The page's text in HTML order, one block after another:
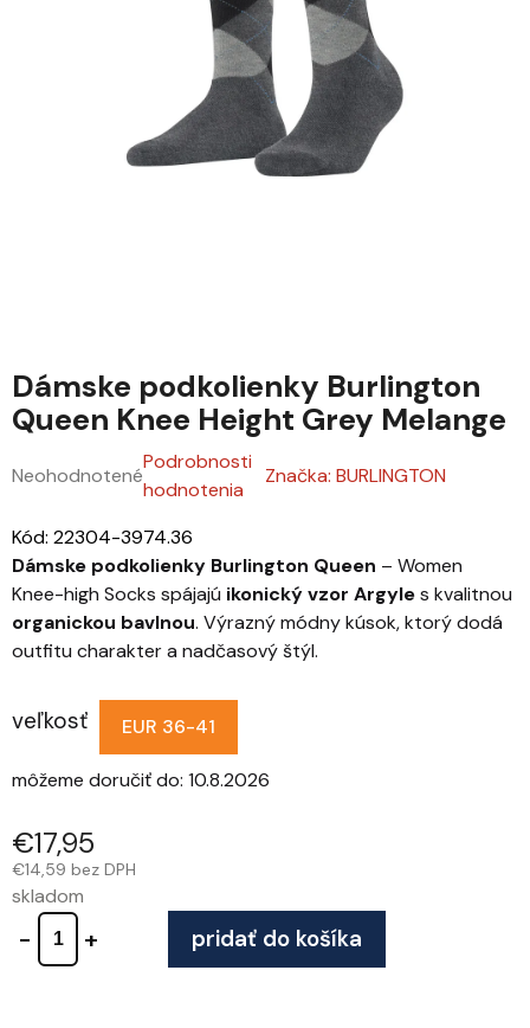
Dámske podkolienky Burlington
Queen Knee Height Grey Melange
Priemerné hodnotenie produktu je 0,0 z 5 hviezdičiek.
Neohodnotené
Podrobnosti
hodnotenia
Značka: BURLINGTON
€17,95
€14,59 bez DPH
skladom
pridať do košíka
veľkosť EUR 36-41
môžeme doručiť do: 10.8.2026
Kód: 22304-3974.36
Dámske podkolienky Burlington Queen – Women
Knee-high Socks spájajú ikonický vzor Argyles kvalitnou
organickou bavlnou. Výrazný módny kúsok, ktorý dodá
outfitu charakter a nadčasový štýl.